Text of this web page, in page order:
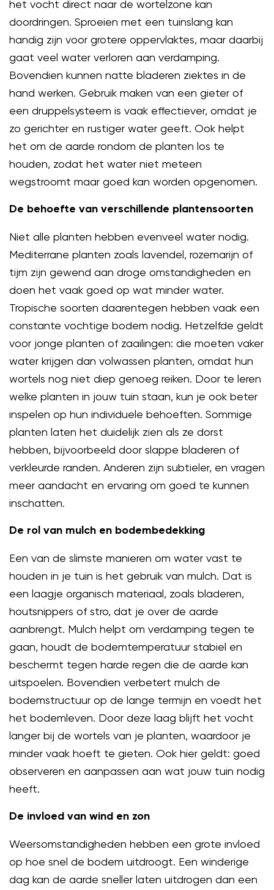
het vocht direct naar de wortelzone kan
doordringen. Sproeien met een tuinslang kan
handig zijn voor grotere oppervlaktes, maar daarbij
gaat veel water verloren aan verdamping.
Bovendien kunnen natte bladeren ziektes in de
hand werken. Gebruik maken van een gieter of
een druppelsysteem is vaak effectiever, omdat je
zo gerichter en rustiger water geeft. Ook helpt
het om de aarde rondom de planten los te
houden, zodat het water niet meteen
wegstroomt maar goed kan worden opgenomen.
De behoefte van verschillende plantensoorten
Niet alle planten hebben evenveel water nodig.
Mediterrane planten zoals lavendel, rozemarijn of
tijm zijn gewend aan droge omstandigheden en
doen het vaak goed op wat minder water.
Tropische soorten daarentegen hebben vaak een
constante vochtige bodem nodig. Hetzelfde geldt
voor jonge planten of zaailingen: die moeten vaker
water krijgen dan volwassen planten, omdat hun
wortels nog niet diep genoeg reiken. Door te leren
welke planten in jouw tuin staan, kun je ook beter
inspelen op hun individuele behoeften. Sommige
planten laten het duidelijk zien als ze dorst
hebben, bijvoorbeeld door slappe bladeren of
verkleurde randen. Anderen zijn subtieler, en vragen
meer aandacht en ervaring om goed te kunnen
inschatten.
De rol van mulch en bodembedekking
Een van de slimste manieren om water vast te
houden in je tuin is het gebruik van mulch. Dat is
een laagje organisch materiaal, zoals bladeren,
houtsnippers of stro, dat je over de aarde
aanbrengt. Mulch helpt om verdamping tegen te
gaan, houdt de bodemtemperatuur stabiel en
beschermt tegen harde regen die de aarde kan
uitspoelen. Bovendien verbetert mulch de
bodemstructuur op de lange termijn en voedt het
het bodemleven. Door deze laag blijft het vocht
langer bij de wortels van je planten, waardoor je
minder vaak hoeft te gieten. Ook hier geldt: goed
observeren en aanpassen aan wat jouw tuin nodig
heeft.
De invloed van wind en zon
Weersomstandigheden hebben een grote invloed
op hoe snel de bodem uitdroogt. Een winderige
dag kan de aarde sneller laten uitdrogen dan een